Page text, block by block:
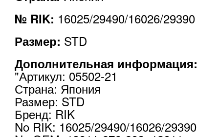
№ RIK: 16025/29490/16026/29390
Размер: STD
Дополнительная информация:
"Артикул: 05502-21
Страна: Япония
Размер: STD
Бренд: RIK
No RIK: 16025/29490/16026/29390